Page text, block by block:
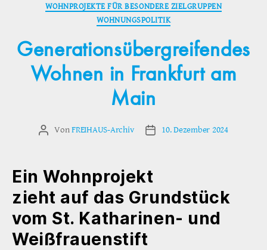
WOHNPROJEKTE FÜR BESONDERE ZIELGRUPPEN
WOHNUNGSPOLITIK
Generationsübergreifendes
Wohnen in Frankfurt am
Main
Beitragsautor
VonFREIHAUS-Archiv Veröffentlichungsdatum
10. Dezember 2024
Ein Wohnprojekt
zieht auf das Grundstück
vom St. Katharinen- und
Weißfrauenstift